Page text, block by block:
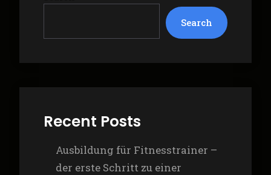
Search
Recent Posts
Ausbildung für Fitnesstrainer –
der erste Schritt zu einer